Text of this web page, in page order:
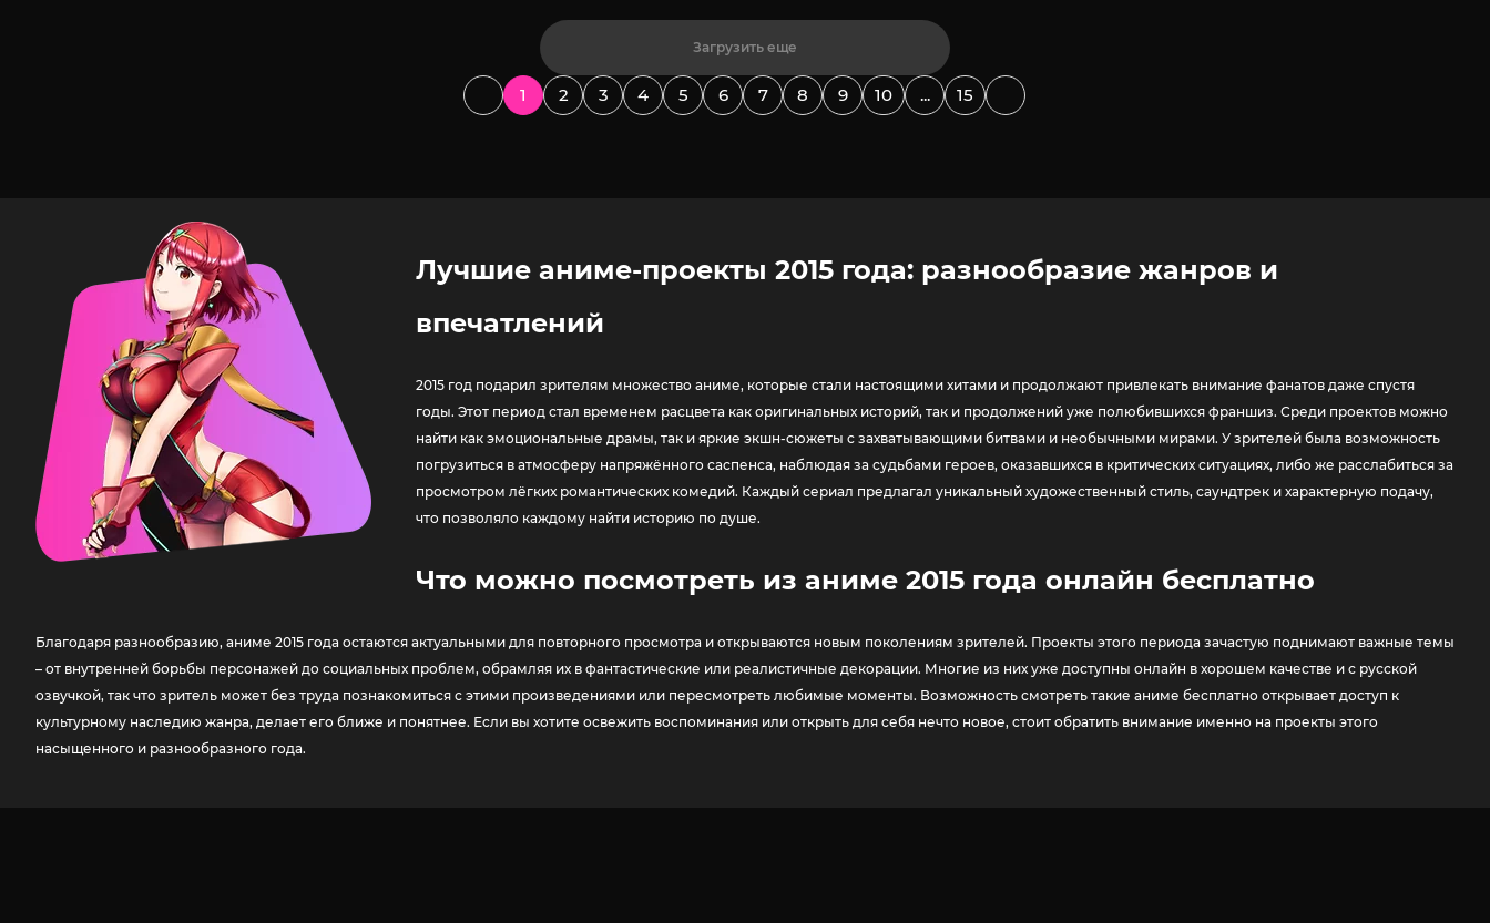
Загрузить еще
1 2 3 4 5 6 7 8 9 10 ... 15
Лучшие аниме-проекты 2015 года: разнообразие жанров и
впечатлений
2015 год подарил зрителям множество аниме, которые стали настоящими хитами и продолжают привлекать внимание фанатов даже спустя
годы. Этот период стал временем расцвета как оригинальных историй, так и продолжений уже полюбившихся франшиз. Среди проектов можно
найти как эмоциональные драмы, так и яркие экшн-сюжеты с захватывающими битвами и необычными мирами. У зрителей была возможность
погрузиться в атмосферу напряжённого саспенса, наблюдая за судьбами героев, оказавшихся в критических ситуациях, либо же расслабиться за
просмотром лёгких романтических комедий. Каждый сериал предлагал уникальный художественный стиль, саундтрек и характерную подачу,
что позволяло каждому найти историю по душе.
Что можно посмотреть из аниме 2015 года онлайн бесплатно
Благодаря разнообразию, аниме 2015 года остаются актуальными для повторного просмотра и открываются новым поколениям зрителей. Проекты этого периода зачастую поднимают важные темы
– от внутренней борьбы персонажей до социальных проблем, обрамляя их в фантастические или реалистичные декорации. Многие из них уже доступны онлайн в хорошем качестве и с русской
озвучкой, так что зритель может без труда познакомиться с этими произведениями или пересмотреть любимые моменты. Возможность смотреть такие аниме бесплатно открывает доступ к
культурному наследию жанра, делает его ближе и понятнее. Если вы хотите освежить воспоминания или открыть для себя нечто новое, стоит обратить внимание именно на проекты этого
насыщенного и разнообразного года.